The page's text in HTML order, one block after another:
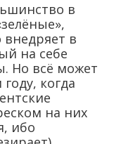
в
внедряет в
на себе
Но всё может
когда
на них
ибо